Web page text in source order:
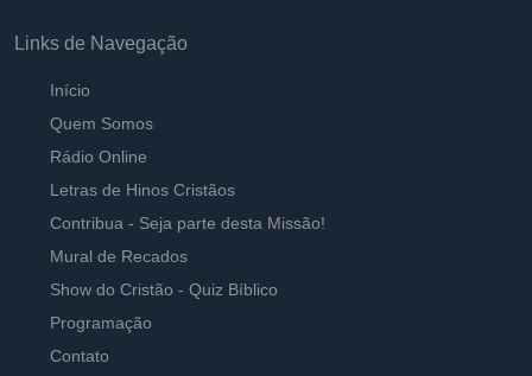
Links de Navegação
Início
Quem Somos
Rádio Online
Letras de Hinos Cristãos
Contribua - Seja parte desta Missão!
Mural de Recados
Show do Cristão - Quiz Bíblico
Programação
Contato